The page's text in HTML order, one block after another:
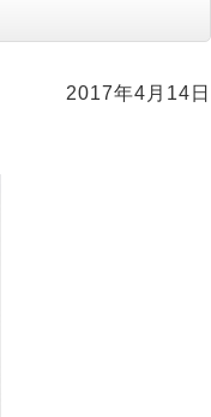
2017年4月14日